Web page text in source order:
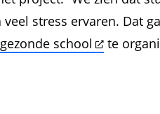
stress ervaren. Dat
school te